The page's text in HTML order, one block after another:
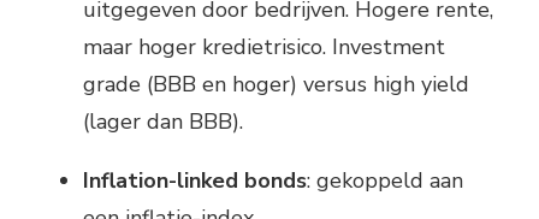
uitgegeven door bedrijven. Hogere rente,
maar hoger kredietrisico. Investment
grade (BBB en hoger) versus high yield
(lager dan BBB).
Inflation-linked bonds: gekoppeld aan